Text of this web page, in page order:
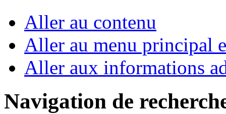
Aller au contenu
Aller au menu principal
Aller aux informations
Navigation de